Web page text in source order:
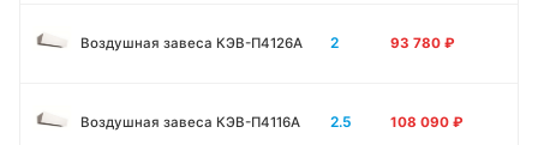
Воздушная завеса КЭВ-П4126A 2 93 780 ₽
Воздушная завеса КЭВ-П4116A 2.5 108 090 ₽